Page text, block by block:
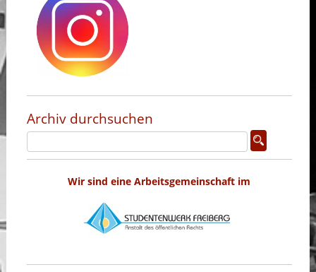
Archiv durchsuchen
Wir sind eine Arbeitsgemeinschaft im